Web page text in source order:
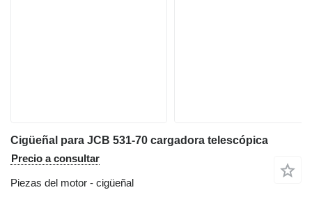
Cigüeñal para JCB 531-70 cargadora telescópica
Precio a consultar
Piezas del motor - cigüeñal